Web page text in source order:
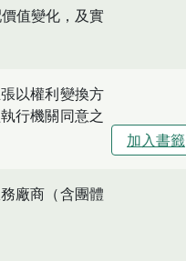
值變化，及實
以權利變換方
行機關同意之
加入書籤
廠商（含團體